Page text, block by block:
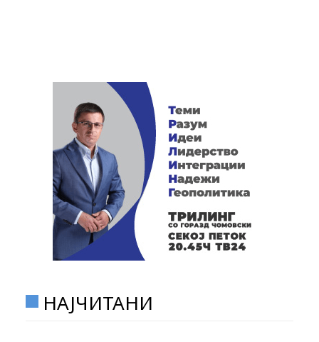
НАЈЧИТАНИ